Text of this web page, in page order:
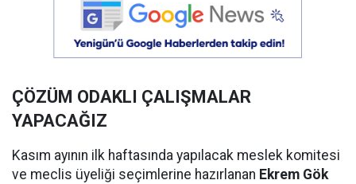
ÇÖZÜM ODAKLI ÇALIŞMALAR
YAPACAĞIZ
Kasım ayının ilk haftasında yapılacak meslek komitesi
ve meclis üyeliği seçimlerine hazırlanan Ekrem Gök